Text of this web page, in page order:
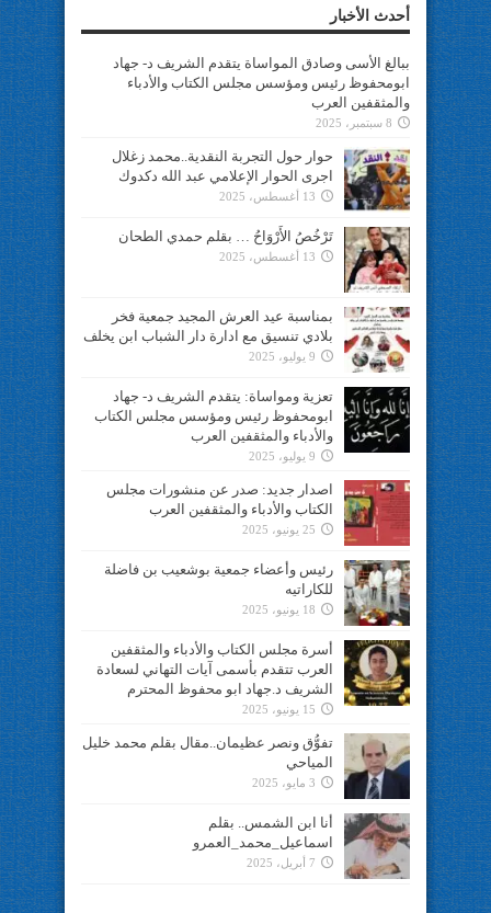
أحدث الأخبار
ببالغ الأسى وصادق المواساة يتقدم الشريف د- جهاد
ابومحفوظ رئيس ومؤسس مجلس الكتاب والأدباء
والمثقفين العرب
8 سبتمبر، 2025
حوار حول التجربة النقدية..محمد زغلال
اجرى الحوار الإعلامي عبد الله دكدوك
13 أغسطس، 2025
تَرْخُصُ الأَرْوَاحُ … بقلم حمدي الطحان
13 أغسطس، 2025
بمناسبة عيد العرش المجيد جمعية فخر
بلادي تنسيق مع ادارة دار الشباب ابن يخلف
9 يوليو، 2025
تعزية ومواساة: يتقدم الشريف د- جهاد
ابومحفوظ رئيس ومؤسس مجلس الكتاب
والأدباء والمثقفين العرب
9 يوليو، 2025
اصدار جديد: صدر عن منشورات مجلس
الكتاب والأدباء والمثقفين العرب
25 يونيو، 2025
رئيس وأعضاء جمعية بوشعيب بن فاضلة
للكاراتيه
18 يونيو، 2025
أسرة مجلس الكتاب والأدباء والمثقفين
العرب تتقدم بأسمى آيات التهاني لسعادة
الشريف د.جهاد ابو محفوظ المحترم
15 يونيو، 2025
تفوُّق ونصر عظيمان..مقال بقلم محمد خليل
المياحي
3 مايو، 2025
أنا ابن الشمس.. بقلم
اسماعيل_محمد_العمرو
7 أبريل، 2025